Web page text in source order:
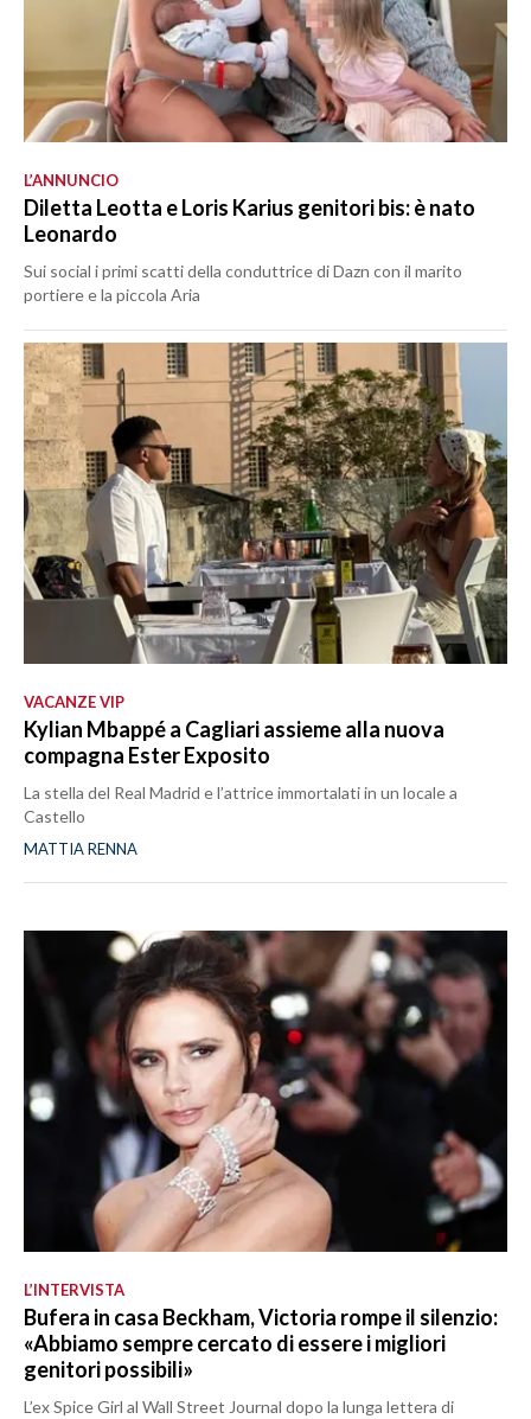
L’ANNUNCIO
Diletta Leotta e Loris Karius genitori bis: è nato
Leonardo
Sui social i primi scatti della conduttrice di Dazn con il marito
portiere e la piccola Aria
VACANZE VIP
Kylian Mbappé a Cagliari assieme alla nuova
compagna Ester Exposito
La stella del Real Madrid e l’attrice immortalati in un locale a
Castello
MATTIA RENNA
L’INTERVISTA
Bufera in casa Beckham, Victoria rompe il silenzio:
«Abbiamo sempre cercato di essere i migliori
genitori possibili»
L’ex Spice Girl al Wall Street Journal dopo la lunga lettera di